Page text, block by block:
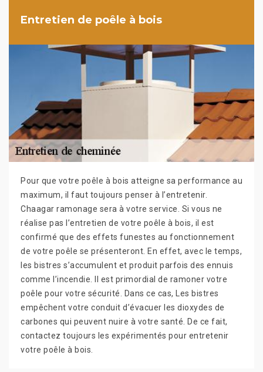
Entretien de poêle à bois
Pour que votre poêle à bois atteigne sa performance au
maximum, il faut toujours penser à l’entretenir.
Chaagar ramonage sera à votre service. Si vous ne
réalise pas l’entretien de votre poêle à bois, il est
confirmé que des effets funestes au fonctionnement
de votre poêle se présenteront. En effet, avec le temps,
les bistres s’accumulent et produit parfois des ennuis
comme l’incendie. Il est primordial de ramoner votre
poêle pour votre sécurité. Dans ce cas, Les bistres
empêchent votre conduit d’évacuer les dioxydes de
carbones qui peuvent nuire à votre santé. De ce fait,
contactez toujours les expérimentés pour entretenir
votre poêle à bois.